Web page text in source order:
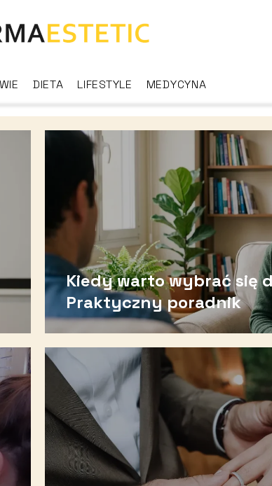
DIETA LIFESTYLE MEDYCYNA
Kiedy warto wybrać się
Praktyczny poradnik